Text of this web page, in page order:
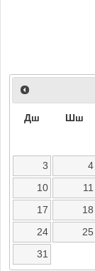
Дш Шш
3
4
10
11
17
18
24
25
31